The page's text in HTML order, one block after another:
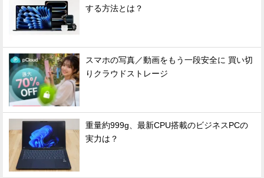
する方法とは？
スマホの写真／動画をもう一段安全に 買い切
りクラウドストレージ
重量約999g、最新CPU搭載のビジネスPCの
実力は？